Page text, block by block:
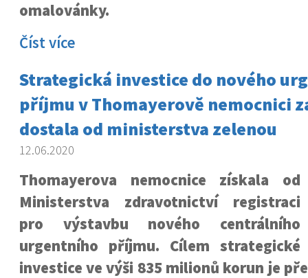
omalovánky.
Číst více
Strategická investice do nového
příjmu v Thomayerově nemocnici
dostala od ministerstva zelenou
12.06.2020
Thomayerova nemocnice získala od
Ministerstva zdravotnictví registraci
pro výstavbu nového centrálního
urgentního příjmu. Cílem strategické
investice ve výši 835 milionů korun je